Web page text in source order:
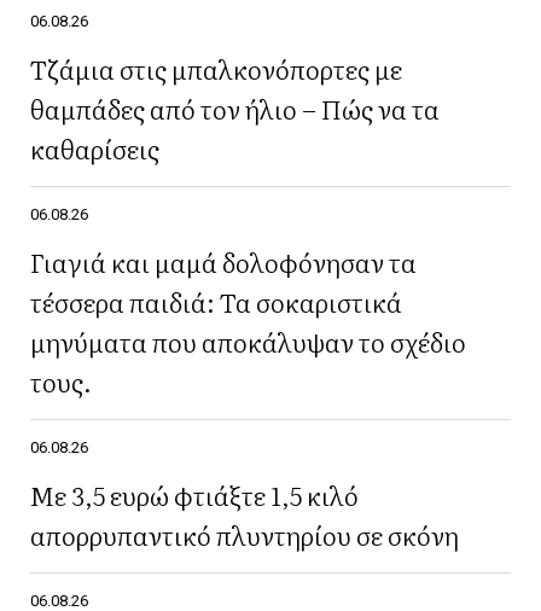
06.08.26
Τζάμια στις μπαλκονόπορτες με
θαμπάδες από τον ήλιο – Πώς να τα
καθαρίσεις
06.08.26
Γιαγιά και μαμά δολοφόνησαν τα
τέσσερα παιδιά: Τα σοκαριστικά
μηνύματα που αποκάλυψαν το σχέδιο
τους.
06.08.26
Με 3,5 ευρώ φτιάξτε 1,5 κιλό
απορρυπαντικό πλυντηρίου σε σκόνη
06.08.26